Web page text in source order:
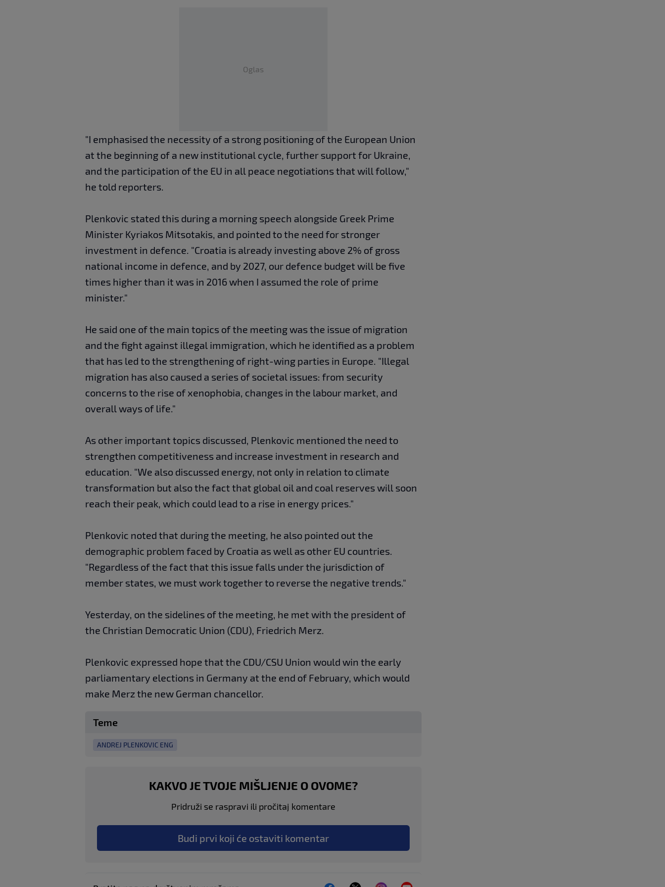
Oglas
"I emphasised the necessity of a strong positioning of the European Union
at the beginning of a new institutional cycle, further support for Ukraine,
and the participation of the EU in all peace negotiations that will follow,"
he told reporters.
Plenkovic stated this during a morning speech alongside Greek Prime
Minister Kyriakos Mitsotakis, and pointed to the need for stronger
investment in defence. "Croatia is already investing above 2% of gross
national income in defence, and by 2027, our defence budget will be five
times higher than it was in 2016 when I assumed the role of prime
minister."
He said one of the main topics of the meeting was the issue of migration
and the fight against illegal immigration, which he identified as a problem
that has led to the strengthening of right-wing parties in Europe. "Illegal
migration has also caused a series of societal issues: from security
concerns to the rise of xenophobia, changes in the labour market, and
overall ways of life."
As other important topics discussed, Plenkovic mentioned the need to
strengthen competitiveness and increase investment in research and
education. "We also discussed energy, not only in relation to climate
transformation but also the fact that global oil and coal reserves will soon
reach their peak, which could lead to a rise in energy prices."
Plenkovic noted that during the meeting, he also pointed out the
demographic problem faced by Croatia as well as other EU countries.
"Regardless of the fact that this issue falls under the jurisdiction of
member states, we must work together to reverse the negative trends."
Yesterday, on the sidelines of the meeting, he met with the president of
the Christian Democratic Union (CDU), Friedrich Merz.
Plenkovic expressed hope that the CDU/CSU Union would win the early
parliamentary elections in Germany at the end of February, which would
make Merz the new German chancellor.
Teme
ANDREJ PLENKOVIC ENG
KAKVO JE TVOJE MIŠLJENJE O OVOME?
Pridruži se raspravi ili pročitaj komentare
Budi prvi koji će ostaviti komentar